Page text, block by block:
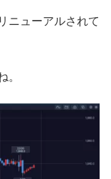
ニューアルされて
。